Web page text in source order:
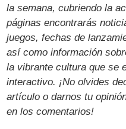
la semana, cubriendo la
páginas encontrarás
juegos, fechas de
así como información
la vibrante cultura que se
interactivo. ¡No olvides
artículo o darnos tu
en los comentarios!